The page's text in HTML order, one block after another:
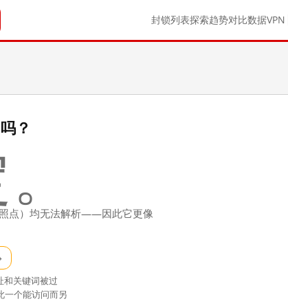
封锁列表探索趋势对比数据VPN
？
点）均无法解析——因此它更像
关键词被过
一个能访问而另